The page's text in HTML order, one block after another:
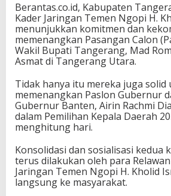
Berantas.co.id, Kabupaten
Kader Jaringan Temen Ngopi H.
menunjukkan komitmen dan
memenangkan Pasangan Calon
Wakil Bupati Tangerang, Mad
Asmat di Tangerang Utara.
Tidak hanya itu mereka juga solid
memenangkan Paslon Gubernur
Gubernur Banten, Airin Rachmi
dalam Pemilihan Kepala Daerah
menghitung hari.
Konsolidasi dan sosialisasi kedua
terus dilakukan oleh para
Jaringan Temen Ngopi H. Kholid
langsung ke masyarakat.